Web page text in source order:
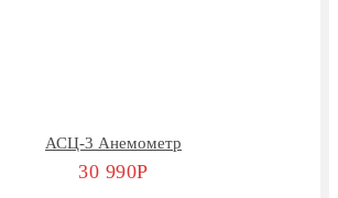
АСЦ-3 Анемометр
30 990Р